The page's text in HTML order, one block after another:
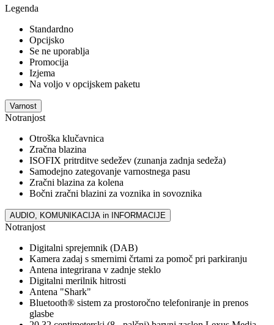
Legenda
Standardno
Opcijsko
Se ne uporablja
Promocija
Izjema
Na voljo v opcijskem paketu
Varnost
Notranjost
Otroška klučavnica
Zračna blazina
ISOFIX pritrditve sedežev (zunanja zadnja sedeža)
Samodejno zategovanje varnostnega pasu
Zračni blazina za kolena
Bočni zračni blazini za voznika in sovoznika
AUDIO, KOMUNIKACIJA in INFORMACIJE
Notranjost
Digitalni sprejemnik (DAB)
Kamera zadaj s smernimi črtami za pomoč pri parkiranju
Antena integrirana v zadnje steklo
Digitalni merilnik hitrosti
Antena "Shark"
Bluetooth® sistem za prostoročno telefoniranje in prenos
glasbe